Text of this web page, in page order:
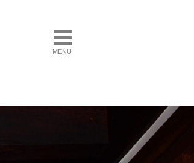
toggle navigation
MENU